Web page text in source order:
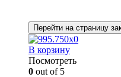
Перейти на страницу
В корзину
Посмотреть
0 out of 5